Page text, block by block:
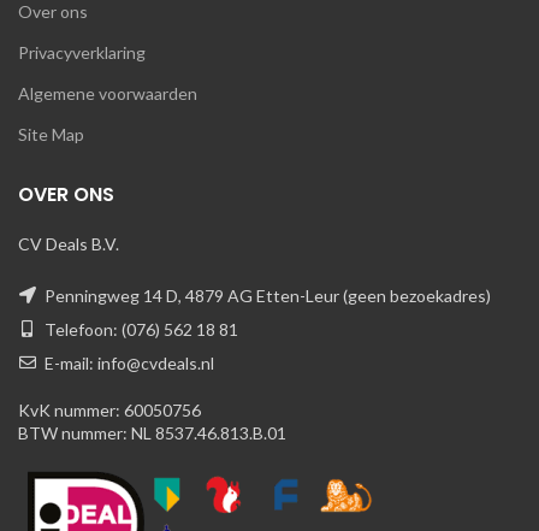
Over ons
Privacyverklaring
Algemene voorwaarden
Site Map
OVER ONS
CV Deals B.V.
Penningweg 14 D, 4879 AG Etten-Leur (geen bezoekadres)
Telefoon: (076) 562 18 81
E-mail: info@cvdeals.nl
KvK nummer: 60050756
BTW nummer: NL 8537.46.813.B.01